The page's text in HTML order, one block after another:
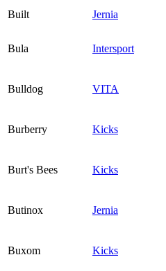
Built
Jernia
Bula Intersport
Bulldog VITA
Burberry Kicks
Burt's Bees Kicks
Butinox Jernia
Buxom Kicks